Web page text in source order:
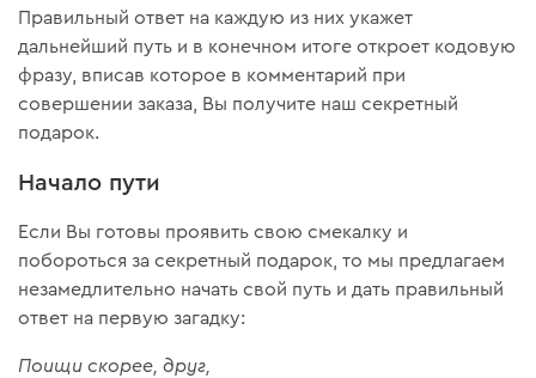
Правильный ответ на каждую из них укажет
дальнейший путь и в конечном итоге откроет кодовую
фразу, вписав которое в комментарий при
совершении заказа, Вы получите наш секретный
подарок.
Начало пути
Если Вы готовы проявить свою смекалку и
побороться за секретный подарок, то мы предлагаем
незамедлительно начать свой путь и дать правильный
ответ на первую загадку:
Поищи скорее, друг,